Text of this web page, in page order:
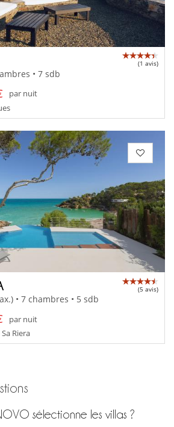
(1 avis)
• 7 sdb
par nuit
(5 avis)
• 7 chambres • 5 sdb
par nuit
Riera
sélectionne les villas ?